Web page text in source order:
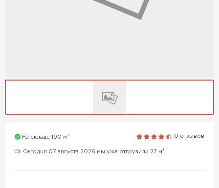
На складе 190 м3 0 отзывов
Сегодня 07 августа 2026 мы уже отгрузили 27 м3